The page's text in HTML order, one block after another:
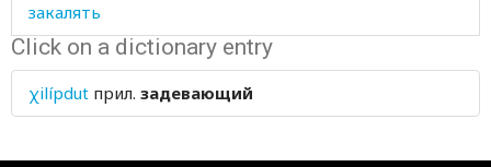
закалять
заканчивать
закваска
Click on a dictionary entry
χilípdut прил. задевающий